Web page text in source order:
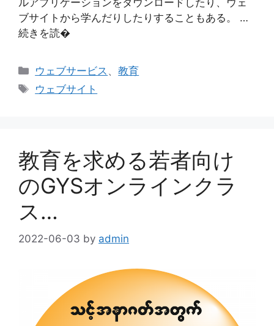
ルアプリケーションをダウンロードしたり、ウェ
ブサイトから学んだりしたりすることもある。 …
続きを読�
カ
テ
ウェブサービス 、教育
タ
ウェブサイト
教育を求める若者向け
のGYSオンラインクラ
ス…
2022-06-03 by admin